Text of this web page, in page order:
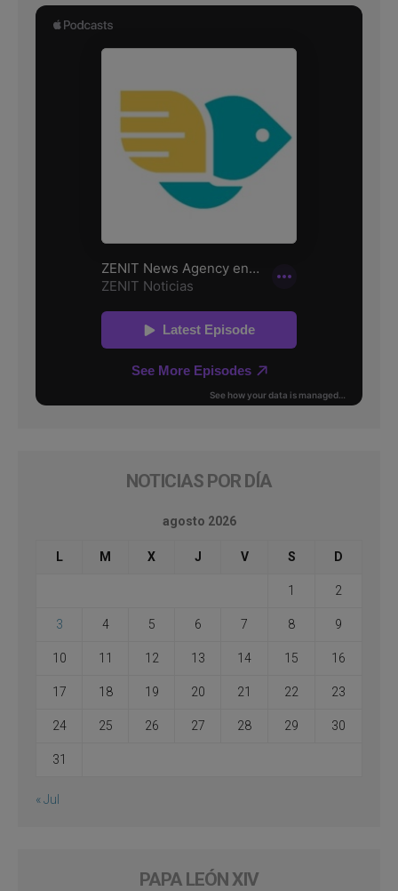
NOTICIAS POR DÍA
agosto 2026
L M X J V S D
1 2
3 4 5 6 7 8 9
10 11 12 13 14 15 16
17 18 19 20 21 22 23
24 25 26 27 28 29 30
31
« Jul
PAPA LEÓN XIV